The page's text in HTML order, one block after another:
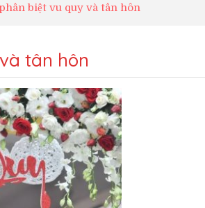
phân biệt vu quy và tân hôn
tân hôn